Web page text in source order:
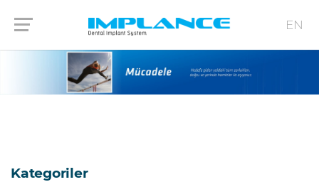
EN
Kategoriler